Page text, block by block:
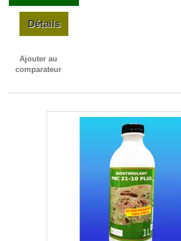
Détails
Ajouter au
comparateur